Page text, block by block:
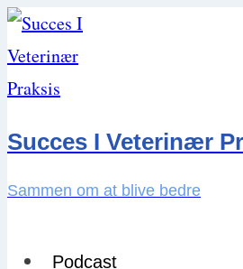
Skip
to
content
Succes I Veterinær
Sammen om at blive bedre
Podcast